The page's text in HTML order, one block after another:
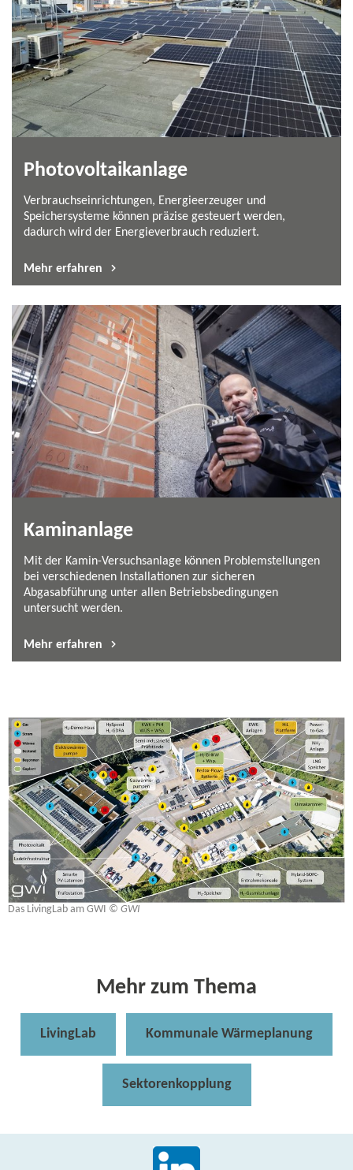
Photovoltaikanlage
Verbrauchseinrichtungen, Energieerzeuger und
Speichersysteme können präzise gesteuert werden,
dadurch wird der Energieverbrauch reduziert.
Mehr erfahren
Kaminanlage
Mit der Kamin-​Versuchsanlage können Problemstellungen
bei verschiedenen Installationen zur sicheren
Abgasabführung unter allen Betriebsbedingungen
untersucht werden.
Mehr erfahren
Das LivingLab am GWI © GWI
Mehr zum Thema
LivingLab Kommunale Wärmeplanung
Sektorenkopplung